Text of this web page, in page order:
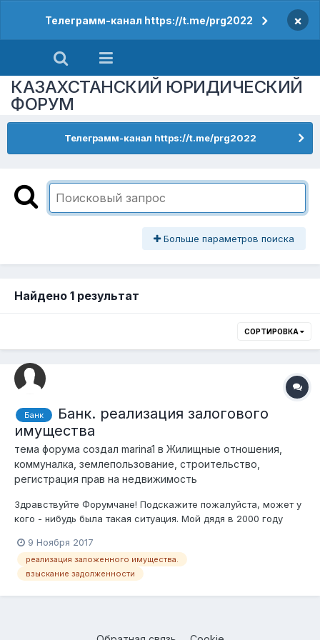
Телеграмм-канал https://t.me/prg2022 ×
КАЗАХСТАНСКИЙ ЮРИДИЧЕСКИЙ
ФОРУМ
Телеграмм-канал https://t.me/prg2022
Больше параметров поиска
Найдено 1 результат
СОРТИРОВКА
Банк
Банк. реализация залогового
имущества
тема форума создал marina1 в Жилищные отношения,
коммуналка, землепользование, строительство,
регистрация прав на недвижимость
Здравствуйте Форумчане! Подскажите пожалуйста, может у
кого - нибудь была такая ситуация. Мой дядя в 2000 году
предоставил транспортное средство- джип 1995 г.в.
рыночная стоимость которого составляла на тот момент 10
000 тысяч долларов, почт...
9 Ноября 2017
реализация заложенного имущества.
взыскание задолженности